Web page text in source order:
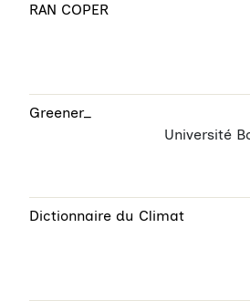
RAN COPER
Greener_
Université
Dictionnaire du Climat